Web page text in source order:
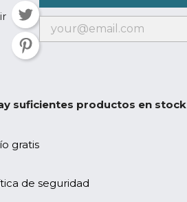
suficientes productos en stock
gratis
de seguridad